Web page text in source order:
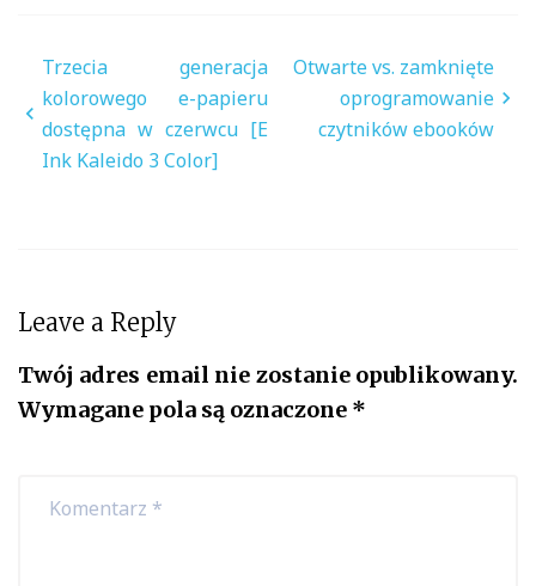
Nawigacja
wpisu
Trzecia generacja
kolorowego e-papieru
dostępna w czerwcu [E
Ink Kaleido 3 Color]
Otwarte vs. zamknięte
oprogramowanie
czytników ebooków
Leave a Reply
Twój adres email nie zostanie opublikowany.
Wymagane pola są oznaczone *